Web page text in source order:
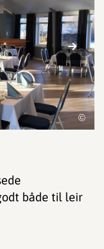
både til leir
©